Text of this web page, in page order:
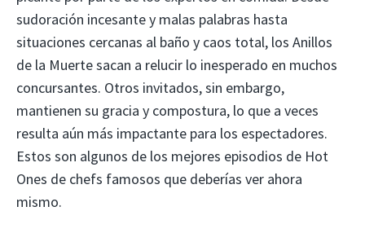
sudoración incesante y malas palabras hasta
situaciones cercanas al baño y caos total, los Anillos
de la Muerte sacan a relucir lo inesperado en muchos
concursantes. Otros invitados, sin embargo,
mantienen su gracia y compostura, lo que a veces
resulta aún más impactante para los espectadores.
Estos son algunos de los mejores episodios de Hot
Ones de chefs famosos que deberías ver ahora
mismo.